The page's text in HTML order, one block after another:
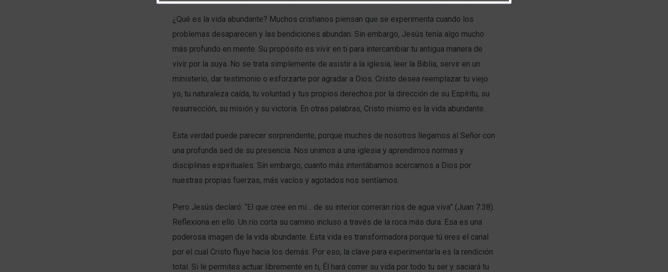
¿Qué es la vida abundante? Muchos cristianos piensan que se experimenta cuando los
problemas desaparecen y las bendiciones abundan. Sin embargo, Jesús tenía algo mucho
más profundo en mente. Su propósito es vivir en ti para intercambiar tu antigua manera de
vivir por la suya. No se trata simplemente de asistir a la iglesia, leer la Biblia, servir en un
ministerio, dar testimonio o esforzarte por agradar a Dios. Cristo desea reemplazar tu viejo
yo, tu naturaleza caída, tu voluntad y tus propios derechos por la dirección de su Espíritu, su
resurrección, su misión y su victoria. En otras palabras, Cristo mismo es la vida abundante.
Esta verdad puede parecer sorprendente, porque muchos de nosotros llegamos al Señor con
una profunda sed de su presencia. Nos unimos a una iglesia y aprendimos normas y
disciplinas espirituales. Sin embargo, cuanto más intentábamos acercarnos a Dios por
nuestras propias fuerzas, más vacíos y agotados nos sentíamos.
Pero Jesús declaró: “El que cree en mí… de su interior correrán ríos de agua viva” (Juan 7:38).
Reflexiona en ello. Un río corta su camino incluso a través de la roca más dura. Esa es una
poderosa imagen de la vida abundante. Esta vida es transformadora porque tú eres el canal
por el cual Cristo fluye hacia los demás. Por eso, la clave para experimentarla es la rendición
total. Si le permites actuar libremente en ti, Él hará correr su vida por todo tu ser y saciará tu